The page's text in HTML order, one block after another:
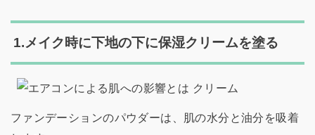
1.メイク時に下地の下に保湿クリームを塗る
ファンデーションのパウダーは、肌の水分と油分を吸着